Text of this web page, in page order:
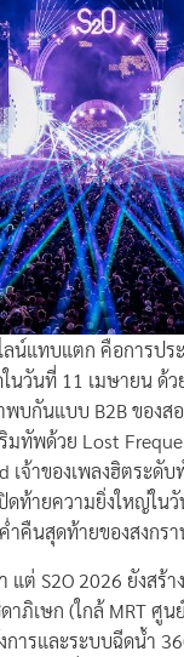
น์แทบแตก คือการปร
ในวันที่ 11 เมษายน
บกันแบบ B2B ของส
มทัพด้วย Lost
จ้าของเพลงฮิตระดั
ดท้ายความยิ่งใหญ่ใ
ำคืนสุดท้ายของสงก
ต่ S2O 2026 ยังสร้
าภิเษก (ใกล้ MRT
การและระบบฉีดน้ำ